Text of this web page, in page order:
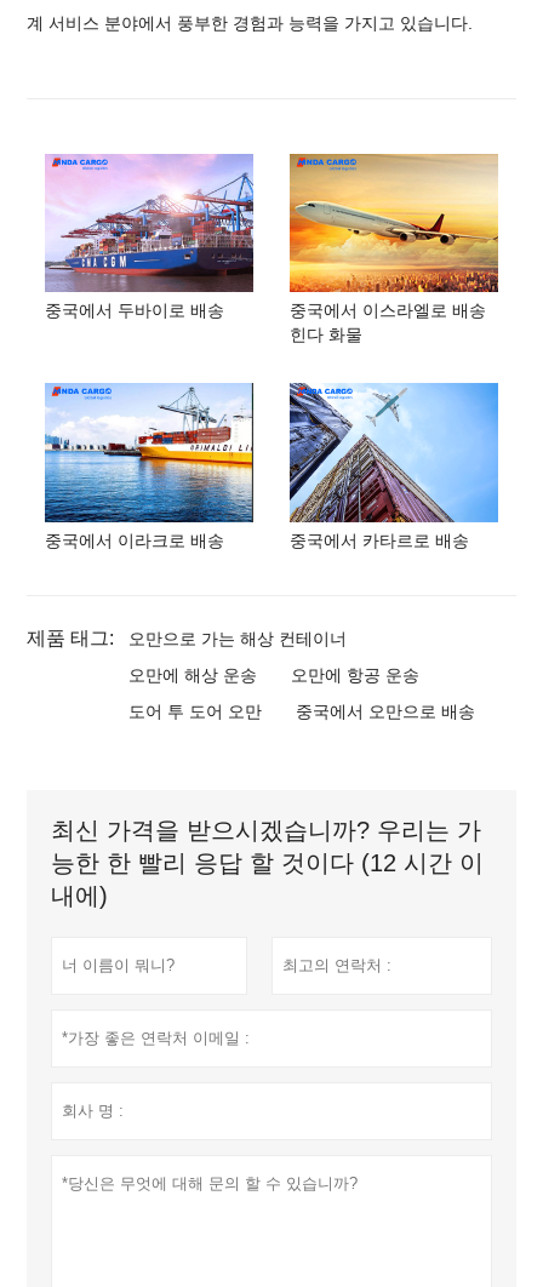
계 서비스 분야에서 풍부한 경험과 능력을 가지고 있습니다.
중국에서 두바이로 배송
중국에서 이스라엘로 배송
힌다 화물
중국에서 이라크로 배송 중국에서 카타르로 배송
제품 태그:
오만으로 가는 해상 컨테이너
오만에 해상 운송
오만에 항공 운송
도어 투 도어 오만
중국에서 오만으로 배송
최신 가격을 받으시겠습니까? 우리는 가
능한 한 빨리 응답 할 것이다 (12 시간 이
내에)